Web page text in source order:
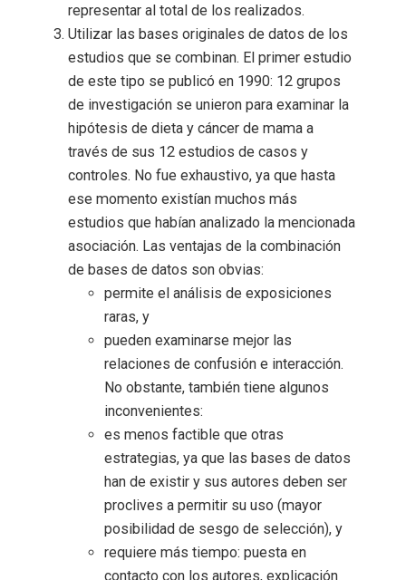
representar al total de los realizados.
Utilizar las bases originales de datos de los
estudios que se combinan. El primer estudio
de este tipo se publicó en 1990: 12 grupos
de investigación se unieron para examinar la
hipótesis de dieta y cáncer de mama a
través de sus 12 estudios de casos y
controles. No fue exhaustivo, ya que hasta
ese momento existían muchos más
estudios que habían analizado la mencionada
asociación. Las ventajas de la combinación
de bases de datos son obvias:
permite el análisis de exposiciones
raras, y
pueden examinarse mejor las
relaciones de confusión e interacción.
No obstante, también tiene algunos
inconvenientes:
es menos factible que otras
estrategias, ya que las bases de datos
han de existir y sus autores deben ser
proclives a permitir su uso (mayor
posibilidad de sesgo de selección), y
requiere más tiempo: puesta en
contacto con los autores, explicación